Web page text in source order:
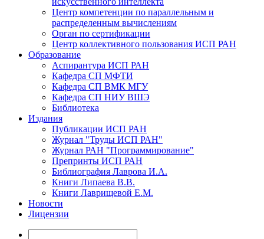
Центр компетенции по параллельным и
распределенным вычислениям
Орган по сертификации
Центр коллективного пользования ИСП РАН
Образование
Аспирантура ИСП РАН
Кафедра СП МФТИ
Кафедра СП ВМК МГУ
Кафедра СП НИУ ВШЭ
Библиотека
Издания
Публикации ИСП РАН
Журнал "Труды ИСП РАН"
Журнал РАН "Программирование"
Препринты ИСП РАН
Библиография Лаврова И.А.
Книги Липаева В.В.
Книги Лаврищевой Е.М.
Новости
Лицензии